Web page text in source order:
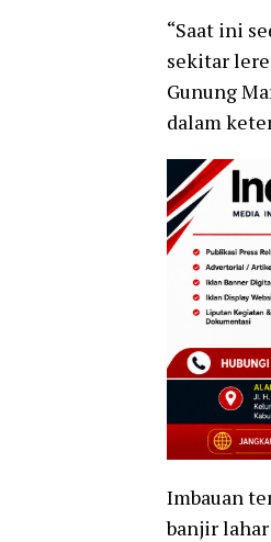
“Saat ini
sekitar
Gunung
dalam
Imbauan
banjir